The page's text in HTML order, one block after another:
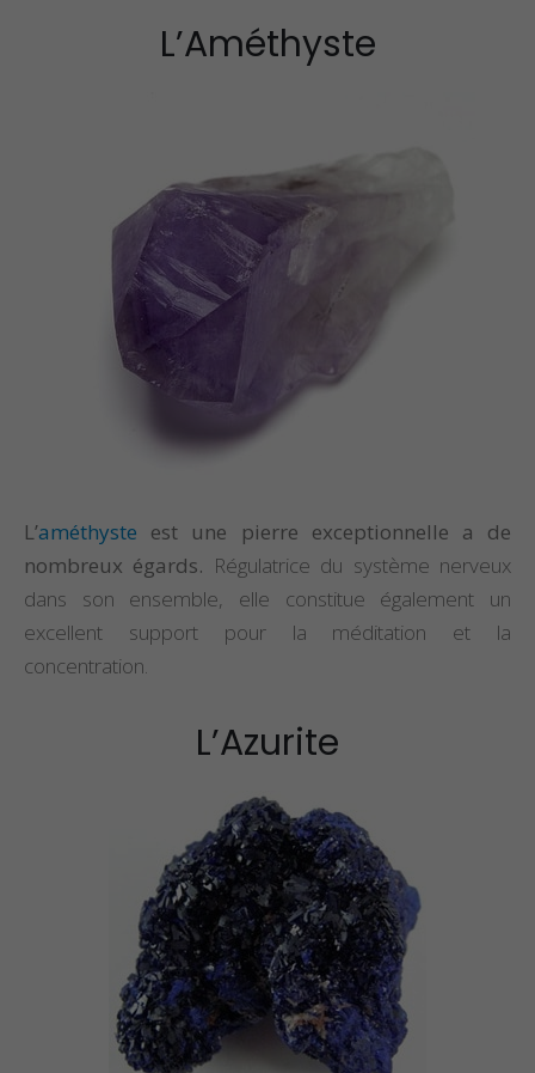
L’Améthyste
L’améthyste est une pierre exceptionnelle a de
nombreux égards. Régulatrice du système nerveux
dans son ensemble, elle constitue également un
excellent support pour la méditation et la
concentration.
L’Azurite